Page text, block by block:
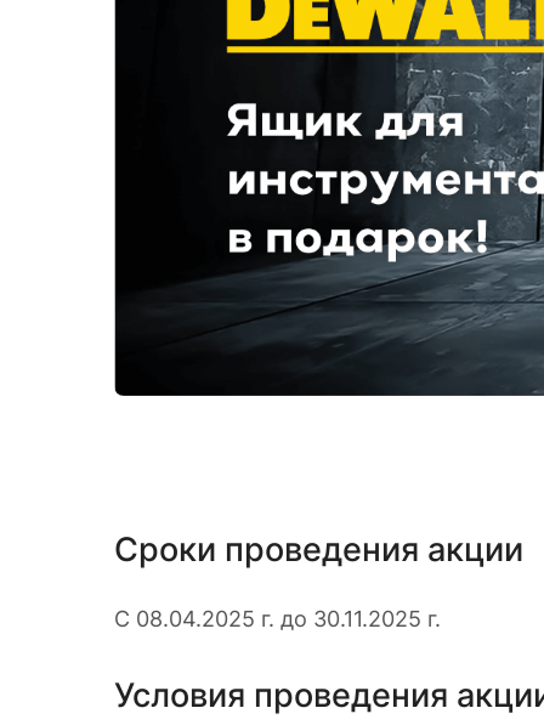
Сроки проведения акции
С 08.04.2025 г. до 30.11.2025 г.
Условия проведения